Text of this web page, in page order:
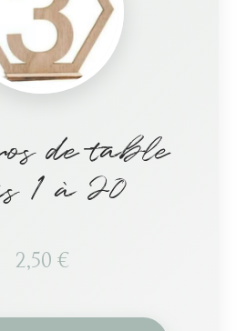
de table
1 à 20
2,50 €